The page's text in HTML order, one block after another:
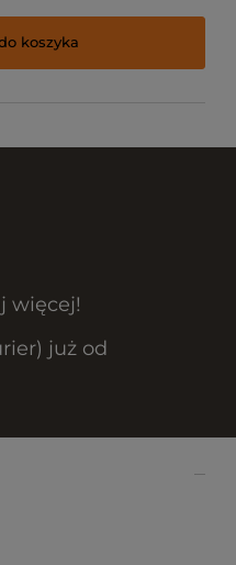
koszyka
więcej!
już od